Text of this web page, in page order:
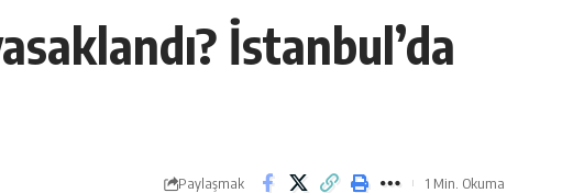
İstanbul’da
Paylaşmak 1 Min. Okuma